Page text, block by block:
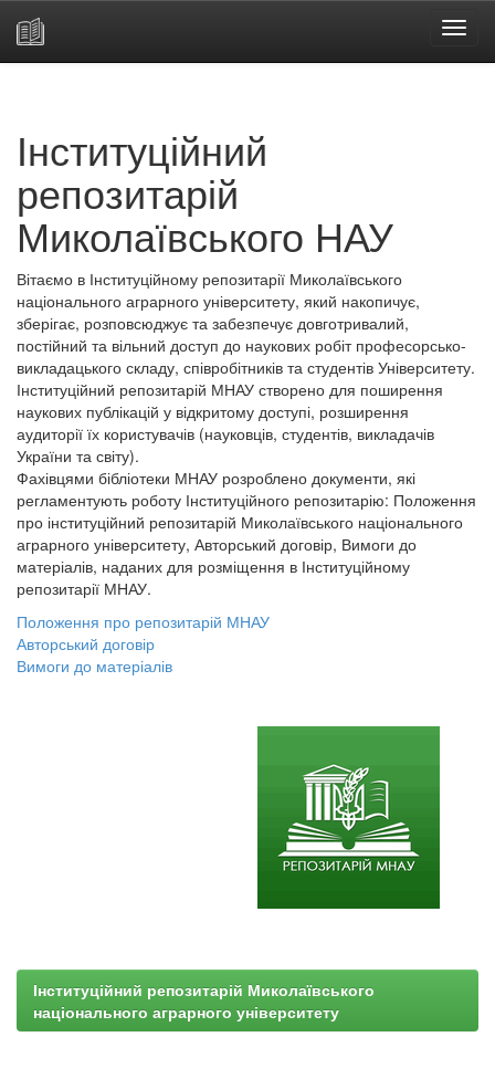
Інституційний
репозитарій
Миколаївського НАУ
Вітаємо в Інституційному репозитарії Миколаївського
національного аграрного університету, який накопичує,
зберігає, розповсюджує та забезпечує довготривалий,
постійний та вільний доступ до наукових робіт професорсько-
викладацького складу, співробітників та студентів Університету.
Інституційний репозитарій МНАУ створено для поширення
наукових публікацій у відкритому доступі, розширення
аудиторії їх користувачів (науковців, студентів, викладачів
України та світу).
Фахівцями бібліотеки МНАУ розроблено документи, які
регламентують роботу Інституційного репозитарію: Положення
про інституційний репозитарій Миколаївського національного
аграрного університету, Авторський договір, Вимоги до
матеріалів, наданих для розміщення в Інституційному
репозитарії МНАУ.
Положення про репозитарій МНАУ
Авторський договір
Вимоги до матеріалів
Інституційний репозитарій Миколаївського
національного аграрного університету